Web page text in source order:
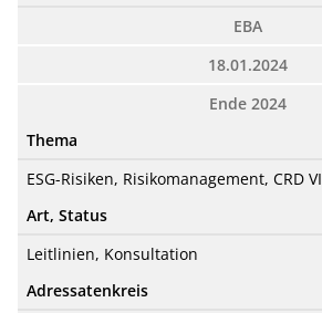
EBA
18.01.2024
Ende 2024
Thema
ESG-Risiken, Risikomanagement, CRD VI
Art, Status
Leitlinien, Konsultation
Adressatenkreis